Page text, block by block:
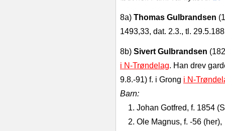
8a) Thomas Gulbrandsen
1493,33, dat. 2.3., tl.
8b) Sivert Gulbrandsen
i N-Trøndelag. Han drev
9.8.-91) f. i Grong i N-
Barn:
1. Johan Gotfred, f. 1854
2. Ole Magnus, f. -56 (her),